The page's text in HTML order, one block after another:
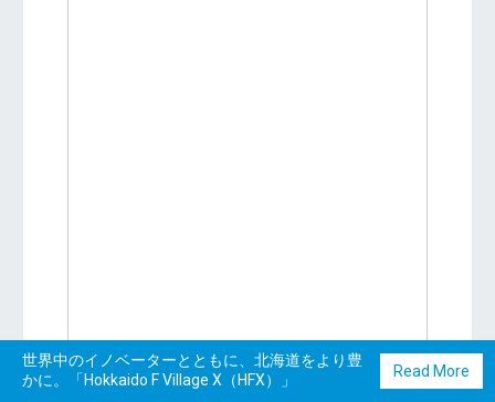
世界中のイノベーターとともに、北海道をより豊
かに。「Hokkaido F Village X（HFX）」
Read More